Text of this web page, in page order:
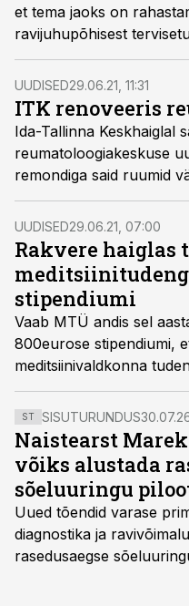
et tema jaoks on
ravijuhupõhisest
sügavalt filosoofiline
defineerimine kõigile
keeruline.
UUDISED29.06.21, 11:31
ITK renoveeris
Ida-Tallinna Keskhaiglal
reumatoloogiakeskuse
remondiga said ruumid
sisustus, tehti uus
arstide töökohtade
UUDISED29.06.21, 07:00
Rakvere haiglas
stipendiumi
Vaab MTÜ andis sel
800eurose stipendiumi,
meditsiinivaldkonna
akadeemilist tegevust ja
Esimese ja kolmanda
leevendasid COVID-19
ST SISUTURUNDUS
Naistearst Marek
võiks alustada
sõeluuringu
Uued tõendid varase
diagnostika ja
rasedusaegse